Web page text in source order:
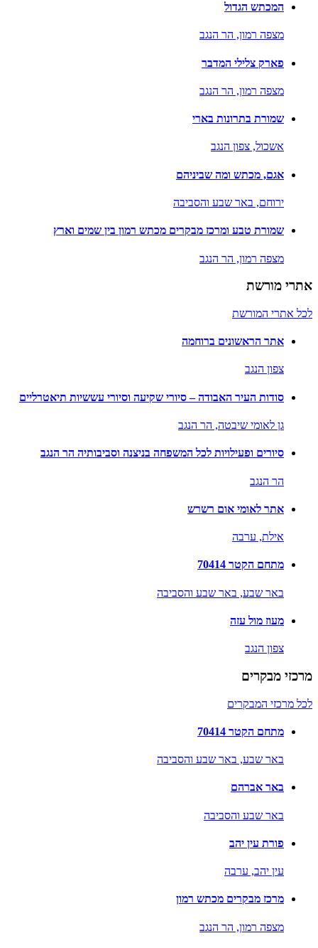
המכתש הגדול
מצפה רמון, הר הנגב
פארק צלילי המדבר
מצפה רמון, הר הנגב
שמורת בתרונות בארי
אשכול, צפון הנגב
אגם, מכתש ומה שביניהם
ירוחם, באר שבע והסביבה
שמורת טבע ומרכז מבקרים מכתש רמון בין שמים וארץ
מצפה רמון, הר הנגב
אתרי מורשת
לכל אתרי המורשת
אתר הראשונים ברוחמה
צפון הנגב
סודות העיר האבודה – סיורי שקיעה וסיורי עששיות תיאטרליים
גן לאומי שיבטה, הר הנגב
סיורים ופעילויות לכל המשפחה בניצנה וסביבותיה הר הנגב
הר הנגב
אתר לאומי אום רשרש
אילת, ערבה
מתחם הקטר 70414
באר שבע, באר שבע והסביבה
מעוז מול עזה
צפון הנגב
מרכזי מבקרים
לכל מרכזי המבקרים
מתחם הקטר 70414
באר שבע, באר שבע והסביבה
באר אברהם
באר שבע והסביבה
פורת עין יהב
עין יהב, ערבה
מרכז מבקרים מכתש רמון
מצפה רמון, הר הנגב